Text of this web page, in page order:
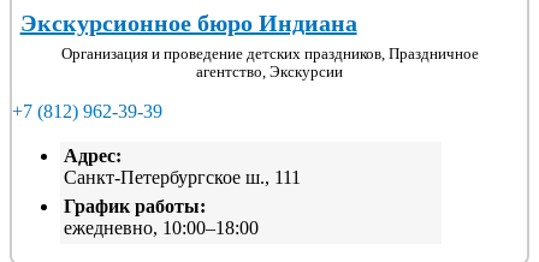
Экскурсионное бюро Индиана
Организация и проведение детских праздников, Праздничное
агентство, Экскурсии
+7 (812) 962-39-39
Адрес:
Санкт-Петербургское ш., 111
График работы:
ежедневно, 10:00–18:00